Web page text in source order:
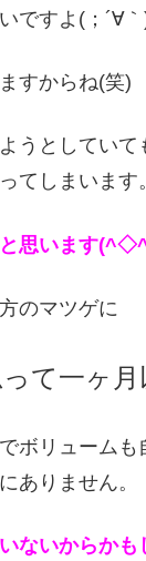
ですよ(；´∀
すからね(笑)
うとしていて
てしまいます。
と思います
のマツゲに
て一ヶ
ボリュームも
ありません。
ないからかも